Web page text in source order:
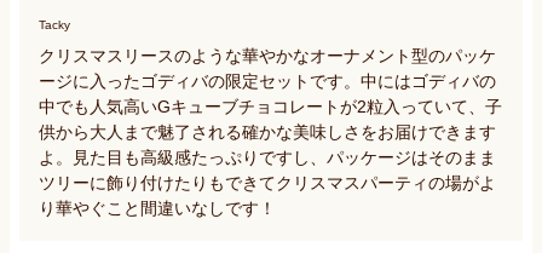
Tacky
クリスマスリースのような華やかなオーナメント型のパッケ
ージに入ったゴディバの限定セットです。中にはゴディバの
中でも人気高いGキューブチョコレートが2粒入っていて、子
供から大人まで魅了される確かな美味しさをお届けできます
よ。見た目も高級感たっぷりですし、パッケージはそのまま
ツリーに飾り付けたりもできてクリスマスパーティの場がよ
り華やぐこと間違いなしです！